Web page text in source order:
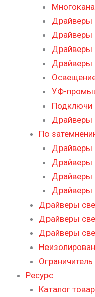
Драйверы
Драйверы
Драйверы
Драйверы
УФ-
Подключи
Драйверы
По
Драйверы
Драйверы
Драйверы
Драйверы
Драйверы
Драйверы
Драйверы
Ресурс
Каталог